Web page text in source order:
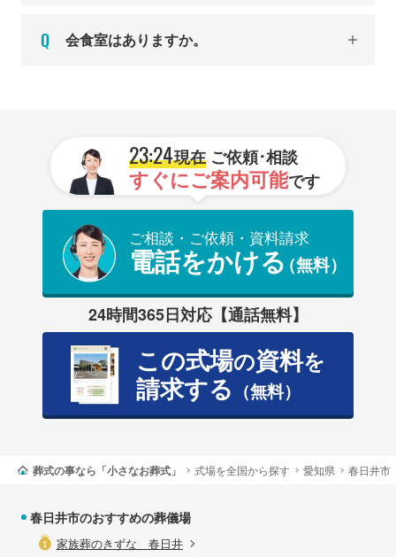
会食室はありますか。
23:24現在ご依頼･相談
すぐにご案内可能です
ご相談・ご依頼・資料請求
電話をかける（無料）
24時間365日対応【通話無料】
この式場の資料を
請求する （無料）
葬式の事なら「小さなお葬式」 式場を全国から探す 愛知県 春日井市
春日井市のおすすめの葬儀場
家族葬のきずな 春日井